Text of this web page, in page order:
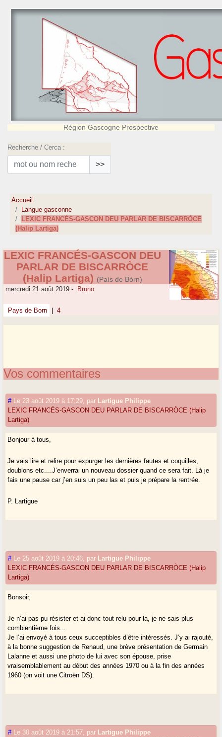
Région Gascogne Prospective
Recherche / Cerca :
>>
Accueil
Langue gasconne
LEXIC FRANCÉS-GASCON DEU PARLAR DE BISCARRÒCE
(Halip Lartiga)
LEXIC FRANCÉS-GASCON DEU
PARLAR DE BISCARRÒCE
(Halip Lartiga) (País de Bòrn)
mercredi 21 août 2019 - Bruno
Pays de Born 4
Vos commentaires
# Le 23 août 2019 à 17:29 par Lartigue Philippe
LEXIC FRANCÉS-GASCON DEU PARLAR DE BISCARRÒCE (Halip
Lartiga)
Bonjour à tous,
Je vais lire et relire pour expurger les dernières fautes et coquilles,
doublons etc....J’enverrai un nouveau dossier quand ce sera fait. Là je
fais une pause car j’en suis un peu las et puis je prépare la rentrée.
P. Lartigue
# Le 25 août 2019 à 20:46 par Lartigue Philippe
LEXIC FRANCÉS-GASCON DEU PARLAR DE BISCARRÒCE (Halip
Lartiga)
Bonsoir,
Je n’ai pas pu résister et ai donc tout relu pour la, je ne sais plus
combientième fois...
Je l’ai envoyé à tous ceux succeptibles d’être intéressés. J’y ai rajouté,
à la bonne suggestion de Renaud, une brève présentation de Germain
Lalanne et aussi une photo de lui avec son épouse, prise
vraisemblablement au début des années 1970 ou à la fin des années
1960 (on voit une Citroën DS).
# Le 30 août 2019 à 21:57 par Lartigue Philippe